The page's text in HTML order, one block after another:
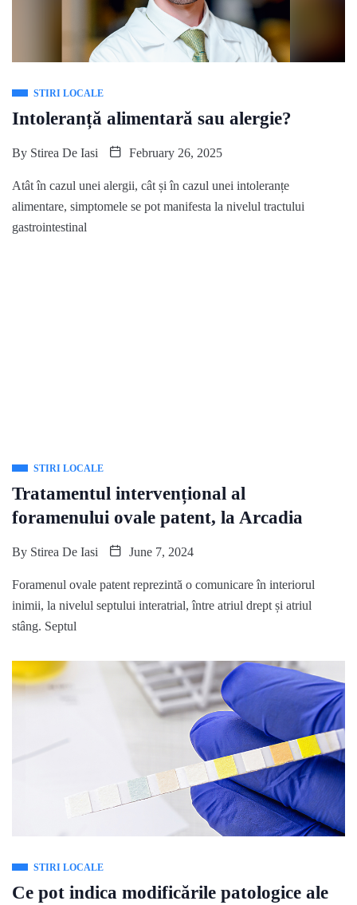
STIRI LOCALE
Intoleranță alimentară sau alergie?
By Stirea De Iasi February 26, 2025
Atât în cazul unei alergii, cât și în cazul unei intoleranțe
alimentare, simptomele se pot manifesta la nivelul tractului
gastrointestinal
STIRI LOCALE
Tratamentul intervențional al
foramenului ovale patent, la Arcadia
By Stirea De Iasi June 7, 2024
Foramenul ovale patent reprezintă o comunicare în interiorul
inimii, la nivelul septului interatrial, între atriul drept și atriul
stâng. Septul
STIRI LOCALE
Ce pot indica modificările patologice ale